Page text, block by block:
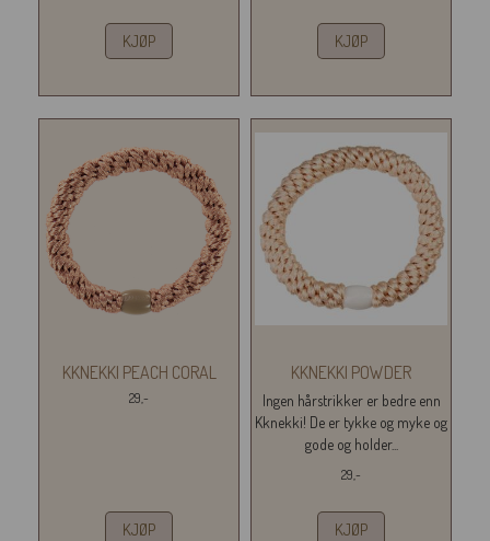
KJØP KJØP
KKNEKKI PEACH CORAL
29,-
KJØP
KKNEKKI POWDER
Ingen hårstrikker er bedre enn
Kknekki! De er tykke og myke og
gode og holder...
29,-
KJØP